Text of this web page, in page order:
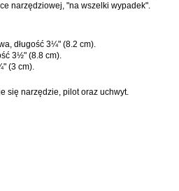
narzędziowej, "na wszelki wypadek".
długość 3¼" (8.2 cm).
3½" (8.8 cm).
(3 cm).
się narzędzie, pilot oraz uchwyt.